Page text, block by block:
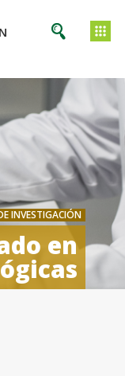
INVESTIGACIÓN
en